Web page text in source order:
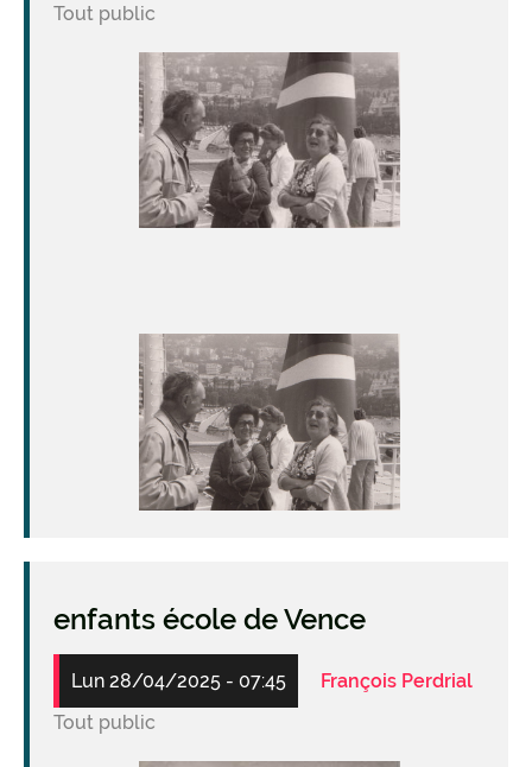
Tout public
Image
enfants école de Vence
Lun 28/04/2025 - 07:45
François Perdrial
Tout public